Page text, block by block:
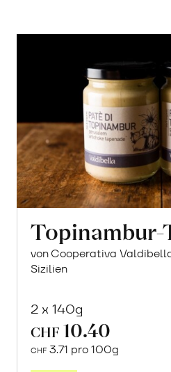
Topinambur-
von Cooperativa
Sizilien
2 x 140g
CHF 10.40
CHF 3.71 pro 100g